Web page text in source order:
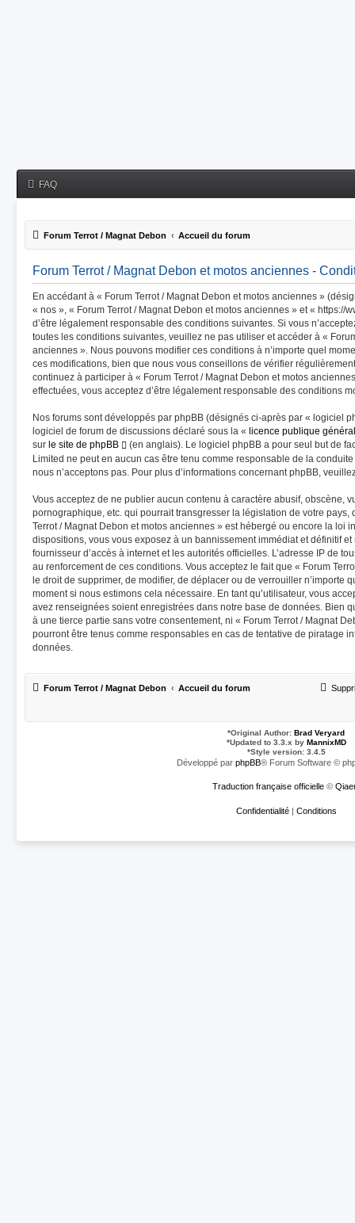
FAQ
Forum Terrot / Magnat Debon Accueil du forum
Forum Terrot / Magnat Debon et motos anciennes -
En accédant à « Forum Terrot / Magnat Debon et motos anciennes »
« nos », « Forum Terrot / Magnat Debon et motos anciennes » et « https://
d’être légalement responsable des conditions suivantes. Si vous
toutes les conditions suivantes, veuillez ne pas utiliser et accéder à «
anciennes ». Nous pouvons modifier ces conditions à n’importe quel
ces modifications, bien que nous vous conseillons de vérifier
continuez à participer à « Forum Terrot / Magnat Debon et motos
effectuées, vous acceptez d’être légalement responsable des conditions
Nos forums sont développés par phpBB (désignés ci-après par « logiciel
logiciel de forum de discussions déclaré sous la « licence publique
sur le site de phpBB
(en anglais). Le logiciel phpBB a pour seul but de
Limited ne peut en aucun cas être tenu comme responsable de la
nous n’acceptons pas. Pour plus d’informations concernant phpBB,
Vous acceptez de ne publier aucun contenu à caractère abusif, obscène,
pornographique, etc. qui pourrait transgresser la législation de votre
Terrot / Magnat Debon et motos anciennes » est hébergé ou encore la loi
dispositions, vous vous exposez à un bannissement immédiat et définitif
fournisseur d’accès à internet et les autorités officielles. L’adresse IP de
au renforcement de ces conditions. Vous acceptez le fait que « Forum
le droit de supprimer, de modifier, de déplacer ou de verrouiller n’importe
moment si nous estimons cela nécessaire. En tant qu’utilisateur, vous
avez renseignées soient enregistrées dans notre base de données. Bien
à une tierce partie sans votre consentement, ni « Forum Terrot / Magnat
pourront être tenus comme responsables en cas de tentative de piratage
données.
Forum Terrot / Magnat Debon Accueil du forum
*Original Author: Brad Veryard
*Updated to 3.3.x by MannixMD
*Style version: 3.4.5
Développé par phpBB® Forum Software ©
Traduction française officielle©
Confidentialité | Conditions